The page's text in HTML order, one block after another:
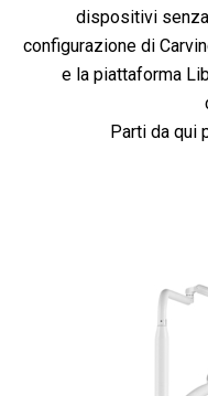
dispositivi
configurazione di
e la piattaforma
Parti da qui